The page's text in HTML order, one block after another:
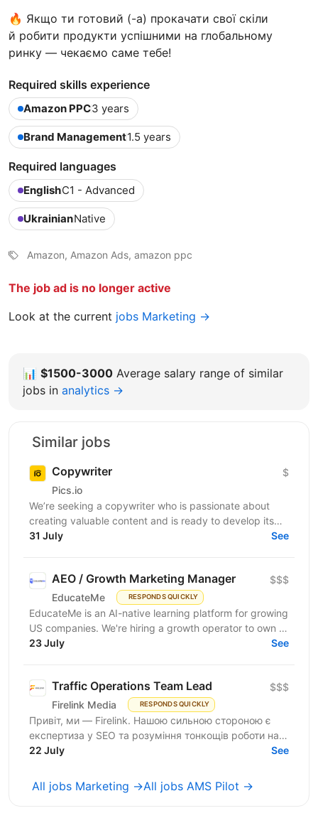
🔥 Якщо ти готовий (-а) прокачати свої скіли
й робити продукти успішними на глобальному
ринку — чекаємо саме тебе!
Required skills experience
Amazon PPC3 years
Brand Management1.5 years
Required languages
EnglishC1 - Advanced
UkrainianNative
Amazon, Amazon Ads, amazon ppc
The job ad is no longer active
Look at the current jobs Marketing →
📊 $1500-3000 Average salary range of similar
jobs in analytics →
Similar jobs
Copywriter
Pics.io
$
We’re seeking a copywriter who is passionate about
creating valuable content and is ready to develop its
31 July See
AEO / Growth Marketing Manager
EducateMe RESPONDS QUICKLY
$$$
EducateMe is an AI-native learning platform for growing
US companies. We're hiring a growth operator to own a
23 July See
Traffic Operations Team Lead
Firelink Media RESPONDS QUICKLY
$$$
Привіт, ми — Firelink. Нашою сильною стороною є
експертиза у SEO та розуміння тонкощів роботи на
22 July See
All jobs Marketing →All jobs AMS Pilot →